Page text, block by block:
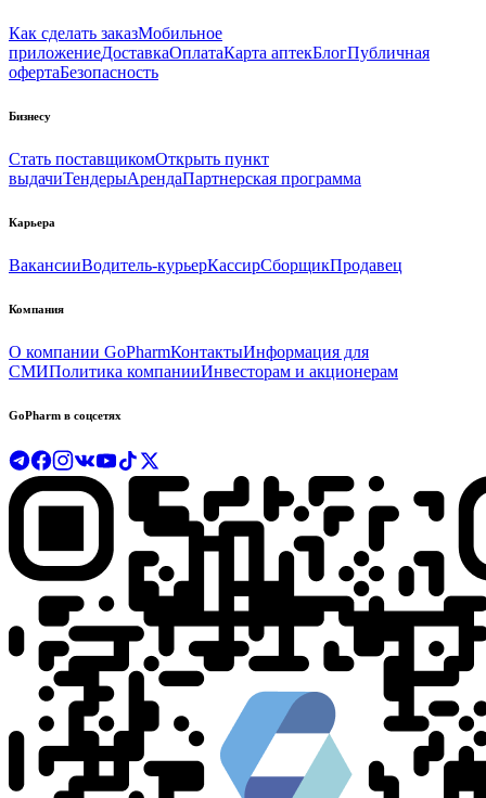
Как сделать заказМобильное
приложениеДоставкаОплатаКарта аптекБлогПубличная
офертаБезопасность
Бизнесу
Стать поставщикомОткрыть пункт
выдачиТендерыАрендаПартнерская программа
Карьера
ВакансииВодитель-курьерКассирСборщикПродавец
Компания
О компании GoPharmКонтактыИнформация для
СМИПолитика компанииИнвесторам и акционерам
GoPharm в соцсетях